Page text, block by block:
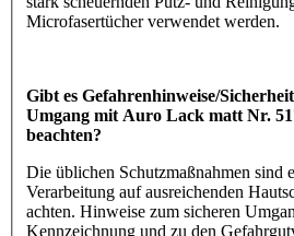
Microfasertücher verwendet werden.
Gibt es Gefahrenhinweise/
Umgang mit Auro Lack matt Nr.
beachten?
Die üblichen Schutzmaßnahmen sind
Verarbeitung auf ausreichenden
achten. Hinweise zum sicheren
Kennzeichnung und zu den